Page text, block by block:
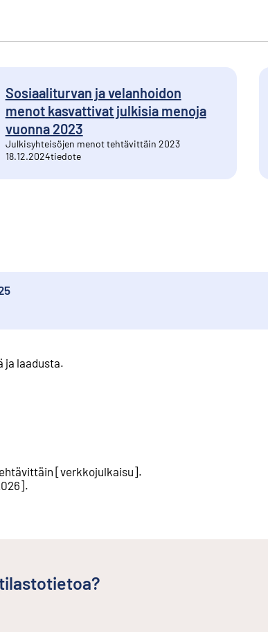
Sosiaaliturvan ja velanhoidon
menot kasvattivat julkisia menoja
vuonna 2023
Julkisyhteisöjen menot tehtävittäin 2023
18.12.2024tiedote
ja laadusta.
[verkkojulkaisu].
].